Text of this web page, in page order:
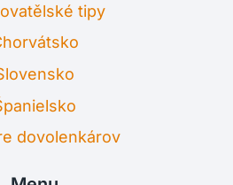
tipy
dovolenkárov